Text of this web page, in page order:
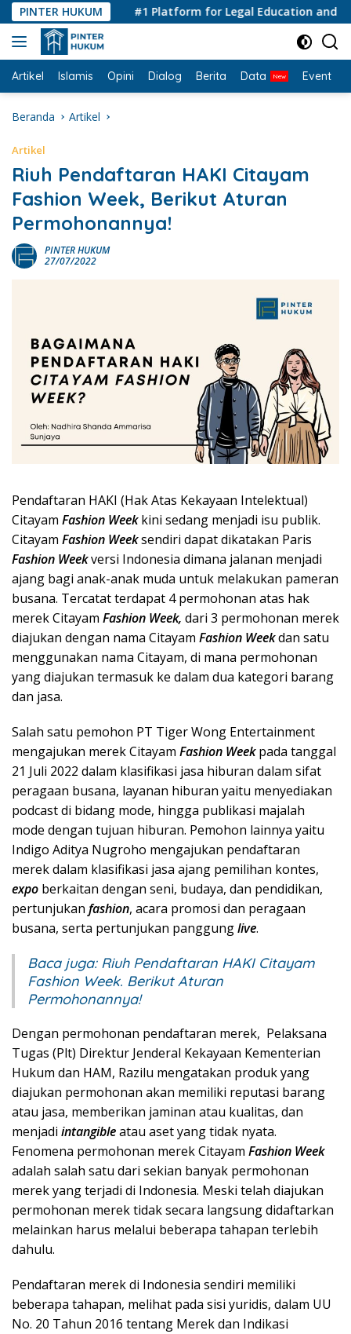
Langsung
ke
konten
PINTER HUKUM #1 Platform for Legal Education and
Artikel Islamis Opini Dialog Berita Data Event
Beranda Artikel
Artikel
Riuh Pendaftaran HAKI Citayam
Fashion Week, Berikut Aturan
Permohonannya!
PINTER HUKUM
27/07/2022
Pendaftaran HAKI (Hak Atas Kekayaan Intelektual)
Citayam Fashion Weekkini sedang menjadi isu publik.
Citayam Fashion Weeksendiri dapat dikatakan Paris
Fashion Weekversi Indonesia dimana jalanan menjadi
ajang bagi anak-anak muda untuk melakukan pameran
busana. Tercatat terdapat 4 permohonan atas hak
merek Citayam Fashion Week, dari 3 permohonan merek
diajukan dengan nama Citayam Fashion Weekdan satu
menggunakan nama Citayam, di mana permohonan
yang diajukan termasuk ke dalam dua kategori barang
dan jasa.
Salah satu pemohon PT Tiger Wong Entertainment
mengajukan merek Citayam Fashion Weekpada tanggal
21 Juli 2022 dalam klasifikasi jasa hiburan dalam sifat
peragaan busana, layanan hiburan yaitu menyediakan
podcast di bidang mode, hingga publikasi majalah
mode dengan tujuan hiburan. Pemohon lainnya yaitu
Indigo Aditya Nugroho mengajukan pendaftaran
merek dalam klasifikasi jasa ajang pemilihan kontes,
expo berkaitan dengan seni, budaya, dan pendidikan,
pertunjukan fashion, acara promosi dan peragaan
busana, serta pertunjukan panggunglive.
Baca juga: Riuh Pendaftaran HAKI Citayam
Fashion Week. Berikut Aturan
Permohonannya!
Dengan permohonan pendaftaran merek, Pelaksana
Tugas (Plt) Direktur Jenderal Kekayaan Kementerian
Hukum dan HAM, Razilu mengatakan produk yang
diajukan permohonan akan memiliki reputasi barang
atau jasa, memberikan jaminan atau kualitas, dan
menjadi intangibleatau aset yang tidak nyata.
Fenomena permohonan merek Citayam Fashion Week
adalah salah satu dari sekian banyak permohonan
merek yang terjadi di Indonesia. Meski telah diajukan
permohonan merek tidak secara langsung didaftarkan
melainkan harus melalui beberapa tahapan terlebih
dahulu.
Pendaftaran merek di Indonesia sendiri memiliki
beberapa tahapan, melihat pada sisi yuridis, dalam UU
No. 20 Tahun 2016 tentang Merek dan Indikasi